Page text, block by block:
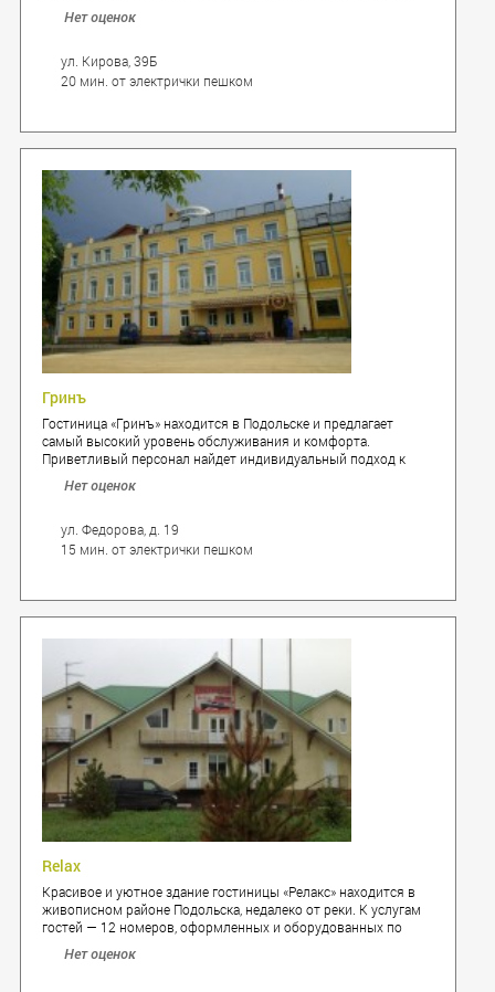
Нет оценок
ул. Кирова, 39Б
20 мин. от электрички пешком
Гринъ
Гостиница «Гринъ» находится в Подольске и предлагает
самый высокий уровень обслуживания и комфорта.
Приветливый персонал найдет индивидуальный подход к
Нет оценок
ул. Федорова, д. 19
15 мин. от электрички пешком
Relax
Красивое и уютное здание гостиницы «Релакс» находится в
живописном районе Подольска, недалеко от реки. К услугам
гостей — 12 номеров, оформленных и оборудованных по
Нет оценок